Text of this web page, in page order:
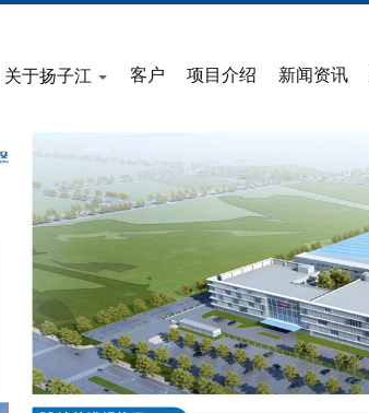
关于扬子江 客户 项目介绍 新闻资讯